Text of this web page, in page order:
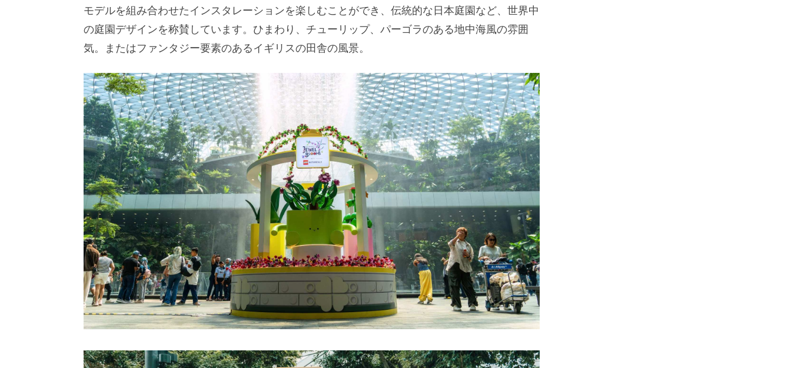
モデルを組み合わせたインスタレーションを楽しむことができ、伝統的な日本庭園など、世界中
の庭園デザインを称賛しています。ひまわり、チューリップ、パーゴラのある地中海風の雰囲
気。またはファンタジー要素のあるイギリスの田舎の風景。